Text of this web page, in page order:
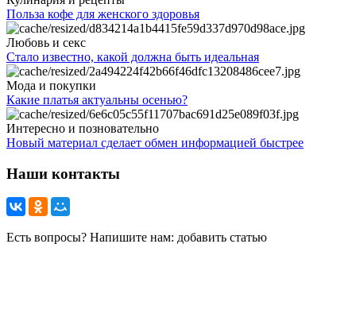
Польза кофе для женского здоровья
Любовь и секс
Стало известно, какой должна быть идеальная
Мода и покупки
Какие платья актуальны осенью?
Интересно и позновательно
Новый материал сделает обмен информацией быстрее
Наши контакты
Есть вопросы? Напишите нам: добавить статью